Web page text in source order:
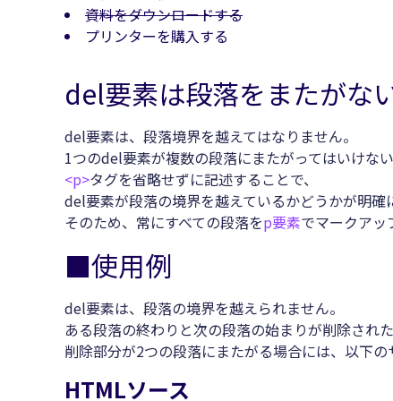
資料をダウンロードする
プリンターを購入する
del要素は段落をまたがな
del要素は、段落境界を越えてはなりません。
1つのdel要素が複数の段落にまたがってはいけない
<p>タグを省略せずに記述することで、
del要素が段落の境界を越えているかどうかが明確
そのため、常にすべての段落をp要素でマークアッ
■使用例
del要素は、段落の境界を越えられません。
ある段落の終わりと次の段落の始まりが削除され
削除部分が2つの段落にまたがる場合には、以下
HTMLソース